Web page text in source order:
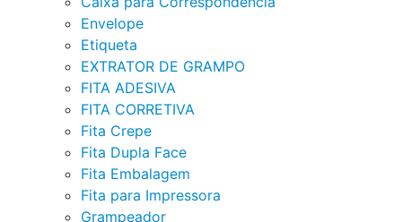
Envelope
Etiqueta
EXTRATOR DE GRAMPO
FITA ADESIVA
FITA CORRETIVA
Fita Crepe
Fita Dupla Face
Fita Embalagem
Fita para Impressora
Grampeador